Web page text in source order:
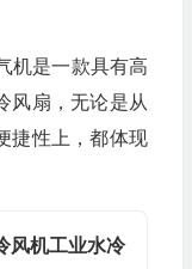
机是一款具有高
风扇，无论是从
捷性上，都体现
风机工业水冷